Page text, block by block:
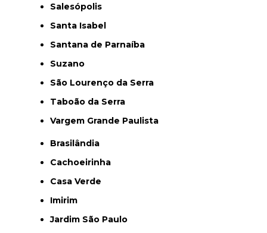
Salesópolis
Santa Isabel
Santana de Parnaíba
Suzano
São Lourenço da Serra
Taboão da Serra
Vargem Grande Paulista
Brasilândia
Cachoeirinha
Casa Verde
Imirim
Jardim São Paulo